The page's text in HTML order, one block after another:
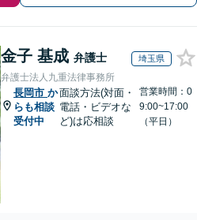
金子 基成 弁護士 埼玉県
弁護士法人九重法律事務所
長岡市 か
らも相談
受付中
面談方法(対面・
電話・ビデオな
ど)は応相談
営業時間：0
9:00~17:00
（平日）